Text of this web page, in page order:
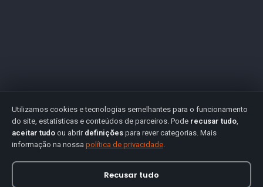
Utilizamos cookies e tecnologias semelhantes para o funcionamento
do site, estatísticas e conteúdos de parceiros. Pode recusar tudo,
aceitar tudo ou abrir definições para rever categorias. Mais
informação na nossa política de privacidade.
Recusar tudo